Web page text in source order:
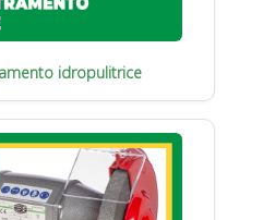
idropulitrice